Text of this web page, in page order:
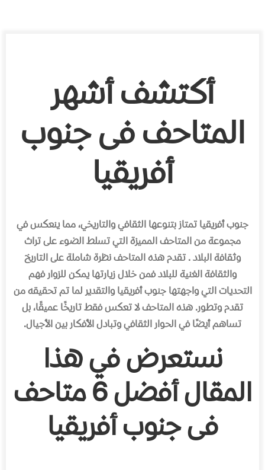
أكتشف أشهر
المتاحف فى جنوب
أفريقيا
جنوب أفريقيا تمتاز بتنوعها الثقافي والتاريخي، مما ينعكس في
مجموعة من المتاحف المميزة التي تسلط الضوء على تراث
وثقافة البلاد . تقدم هذه المتاحف نظرة شاملة على التاريخ
والثقافة الغنية للبلاد فمن خلال زيارتها يمكن للزوار فهم
التحديات التي واجهتها جنوب أفريقيا والتقدير لما تم تحقيقه من
تقدم وتطور. هذه المتاحف لا تعكس فقط تاريخًا عميقًا، بل
تساهم أيضًا في الحوار الثقافي وتبادل الأفكار بين الأجيال.
نستعرض في هذا
المقال أفضل 6 متاحف
فى جنوب أفريقيا